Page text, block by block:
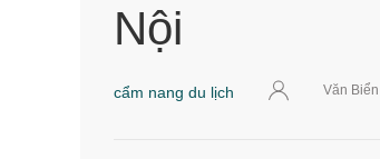
Nội
cẩm nang du lịch Văn Biển